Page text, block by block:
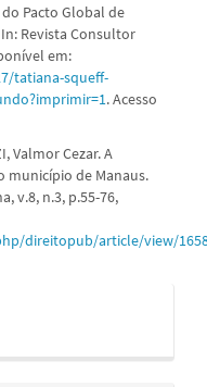
do Pacto Global de
Revista Consultor
em:
tatiana-squeff-
. Acesso
Valmor Cezar. A
município de Manaus.
v.8, n.3, p.55-76,
direitopub/article/view/